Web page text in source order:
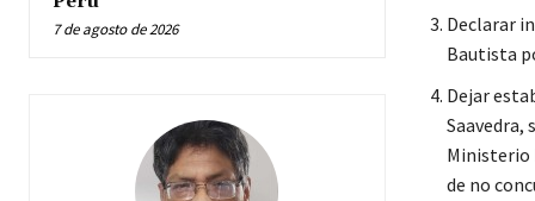
7 de agosto de 2026
Declarar
Bautista
Dejar
Saavedra,
Ministerio
de no